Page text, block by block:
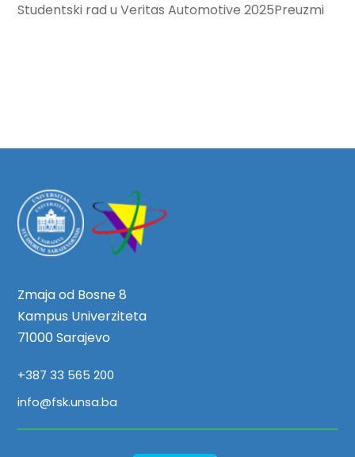
Studentski rad u Veritas Automotive 2025Preuzmi
Zmaja od Bosne 8
Kampus Univerziteta
71000 Sarajevo
+387 33 565 200
info@fsk.unsa.ba